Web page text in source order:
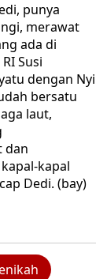
punya
merawat
ada di
Susi
dengan Nyi
bersatu
laut,
dan
kapal
Dedi. (bay)